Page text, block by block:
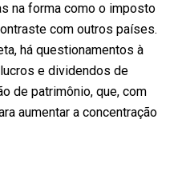
na forma como o imposto
com outros países.
há questionamentos à
e dividendos de
de patrimônio, que, com
aumentar a concentração